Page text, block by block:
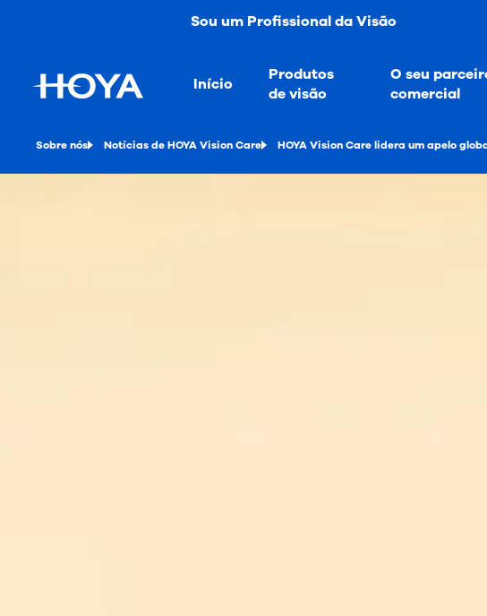
Sou um Profissional da Visão
Início
Produtos
de visão
O seu
comercial
Sobre nós Notícias de HOYA Vision Care HOYA Vision Care lidera um apelo